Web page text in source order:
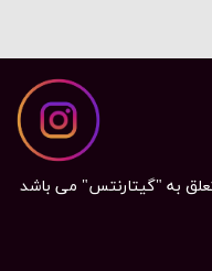
به "گیتارنتس" می باشد